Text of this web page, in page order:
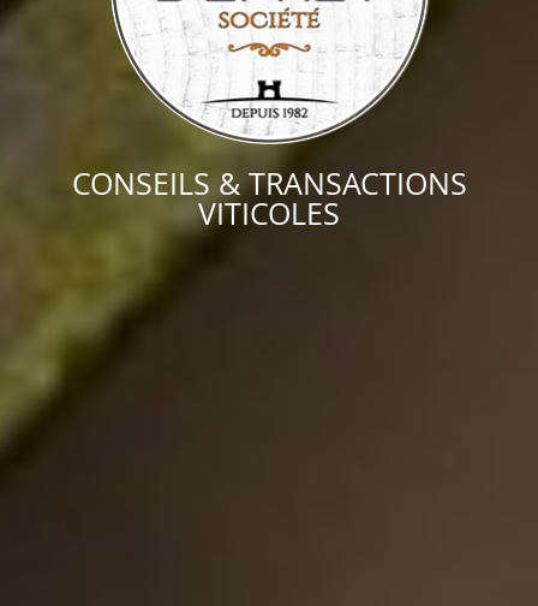
CONSEILS & TRANSACTIONS
VITICOLES